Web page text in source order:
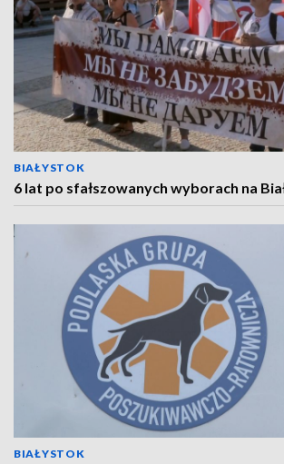
BIAŁYSTOK
6 lat po sfałszowanych wyborach na
BIAŁYSTOK